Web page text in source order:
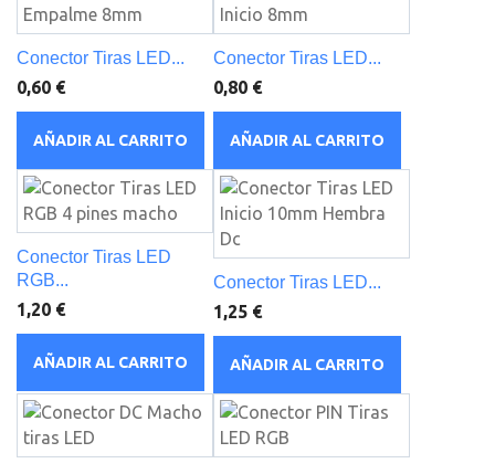
Conector Tiras LED...
0,60 €
AÑADIR AL CARRITO
Conector Tiras LED...
0,80 €
AÑADIR AL CARRITO
Conector Tiras LED
RGB...
1,20 €
AÑADIR AL CARRITO
Conector Tiras LED...
1,25 €
AÑADIR AL CARRITO